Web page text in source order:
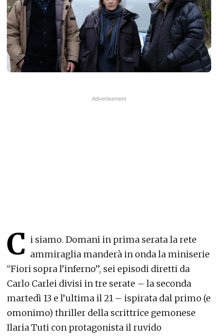
C i siamo. Domani in prima serata la rete
ammiraglia manderà in onda la miniserie
“Fiori sopra l’inferno”, sei episodi diretti da
Carlo Carlei divisi in tre serate – la seconda
martedì 13 e l’ultima il 21 – ispirata dal primo (e
omonimo) thriller della scrittrice gemonese
Ilaria Tuti con protagonista il ruvido